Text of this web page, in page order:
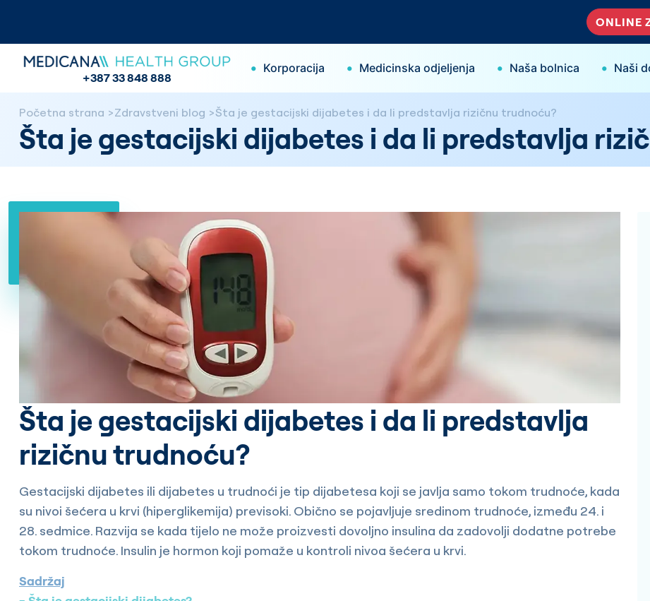
ONLINE
+387 33 848 888
• Korporacija • Medicinska odjeljenja • Naša bolnica • Naši
Početna strana Zdravstveni blog Šta je gestacijski dijabetes i da li predstavlja rizičnu trudnoću?
Šta je gestacijski dijabetes i da li predstavlja
Šta je gestacijski dijabetes i da li predstavlja
rizičnu trudnoću?
Gestacijski dijabetes ili dijabetes u trudnoći je tip dijabetesa koji se javlja samo tokom trudnoće, kada
su nivoi šećera u krvi (hiperglikemija) previsoki. Obično se pojavljuje sredinom trudnoće, između 24. i
28. sedmice. Razvija se kada tijelo ne može proizvesti dovoljno insulina da zadovolji dodatne potrebe
tokom trudnoće. Insulin je hormon koji pomaže u kontroli nivoa šećera u krvi.
Sadržaj